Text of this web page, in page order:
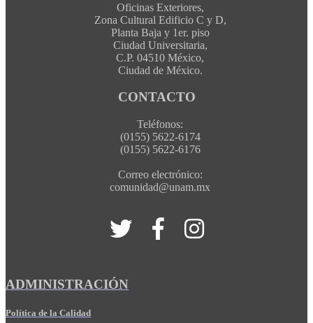
Oficinas Exteriores,
Zona Cultural Edificio C y D,
Planta Baja y 1er. piso
Ciudad Universitaria,
C.P. 04510 México,
Ciudad de México.
CONTACTO
Teléfonos:
(0155) 5622-6174
(0155) 5622-6176
Correo electrónico:
comunidad@unam.mx
ADMINISTRACIÓN
Política de la Calidad